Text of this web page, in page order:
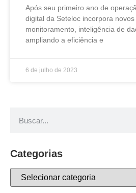
Após seu primeiro ano de
digital da Seteloc incorpora
monitoramento, inteligência de
ampliando a eficiência e
6 de julho de 2023
Categorias